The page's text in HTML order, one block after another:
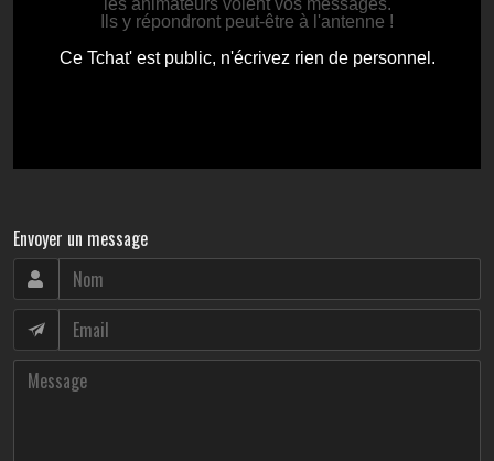
Envoyer un message